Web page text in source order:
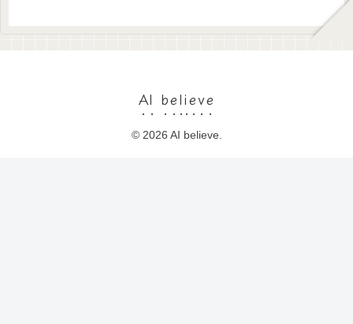
AI believe
© 2026 AI believe.